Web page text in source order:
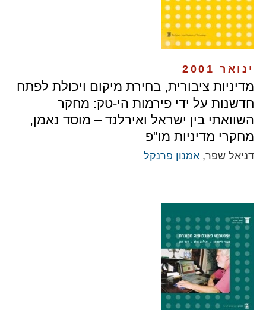
ינואר 2001
מדיניות ציבורית, בחירת מיקום ויכולת לפתח
חדשנות על ידי פירמות הי-טק: מחקר
השוואתי בין ישראל ואירלנד – מוסד נאמן,
מחקרי מדיניות מו"פ
דניאל שפר, אמנון פרנקל